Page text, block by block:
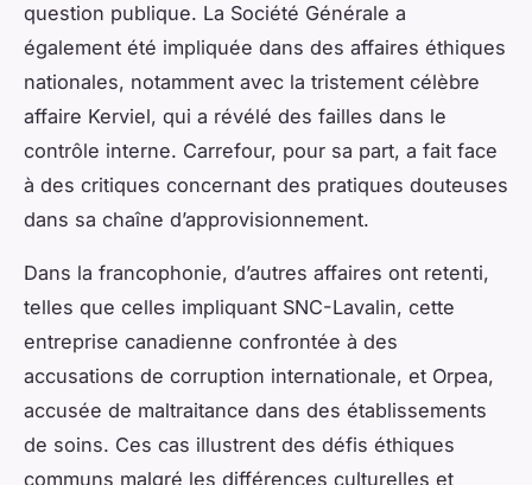
question publique. La Société Générale a
également été impliquée dans des affaires éthiques
nationales, notamment avec la tristement célèbre
affaire Kerviel, qui a révélé des failles dans le
contrôle interne. Carrefour, pour sa part, a fait face
à des critiques concernant des pratiques douteuses
dans sa chaîne d’approvisionnement.
Dans la francophonie, d’autres affaires ont retenti,
telles que celles impliquant SNC-Lavalin, cette
entreprise canadienne confrontée à des
accusations de corruption internationale, et Orpea,
accusée de maltraitance dans des établissements
de soins. Ces cas illustrent des défis éthiques
communs malgré les différences culturelles et